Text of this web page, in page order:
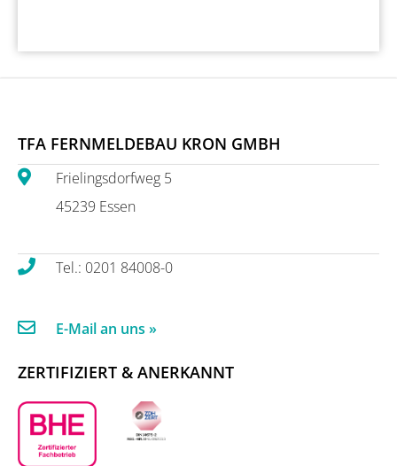
TFA FERNMELDEBAU KRON GMBH
Frielingsdorfweg 5
45239 Essen
Tel.: 0201 84008-0
E-Mail an uns »
ZERTIFIZIERT & ANERKANNT